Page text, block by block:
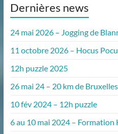
Dernières news
24 mai 2026 – Jogging de
11 octobre 2026 – Hocus
12h puzzle 2025
26 mai 24 – 20 km de Bruxelles
10 fév 2024 – 12h puzzle
6 au 10 mai 2024 – Formation